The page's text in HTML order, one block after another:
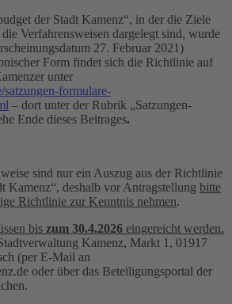
der Stadt Kamenz“, in der die Ziele
Verfahrensweisen dargelegt sind, wurde
27. Februar 2021)
Form findet sich die Richtlinie auf
unter
formulare-
– dort unter der Rubrik „Satzungen-
Ende dieses Beitrages.
sind nur ein Auszug aus der Richtlinie
Kamenz“, deshalb vor Antragstellung bitte
Richtlinie zur Kenntnis nehmen.
bis zum 30.4.2026 eingereicht werden.
Kamenz, Markt 1, 01917
(per E-Mail an
oder über das Beteiligungsportal der